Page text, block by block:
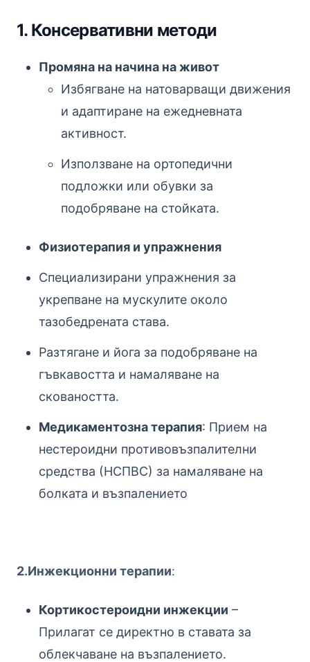
1. Консервативни методи
Промяна на начина на живот
Избягване на натоварващи движения
и адаптиране на ежедневната
активност.
Използване на ортопедични
подложки или обувки за
подобряване на стойката.
Физиотерапия и упражнения
Специализирани упражнения за
укрепване на мускулите около
тазобедрената става.
Разтягане и йога за подобряване на
гъвкавостта и намаляване на
сковаността.
Медикаментозна терапия: Прием на
нестероидни противовъзпалителни
средства (НСПВС) за намаляване на
болката и възпалението
2.Инжекционни терапии:
Кортикостероидни инжекции –
Прилагат се директно в ставата за
облекчаване на възпалението.